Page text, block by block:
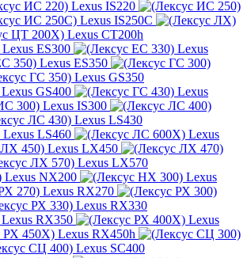
Lexus IS220
Lexus IS250C
Lexus CT200h
Lexus ES300
Lexus
Lexus ES350
Lexus GS350
Lexus GS400
Lexus
Lexus IS300
Lexus LS430
Lexus LS460
Lexus
Lexus LX450
Lexus LX570
Lexus NX200
Lexus
Lexus RX270
Lexus RX330
Lexus RX350
Lexus
Lexus RX450h
Lexus SC400